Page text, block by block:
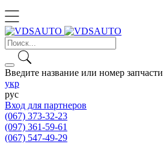
Введите название или номер запчасти
укр
рус
Вход для партнеров
(067) 373-32-23
(097) 361-59-61
(067) 547-49-29